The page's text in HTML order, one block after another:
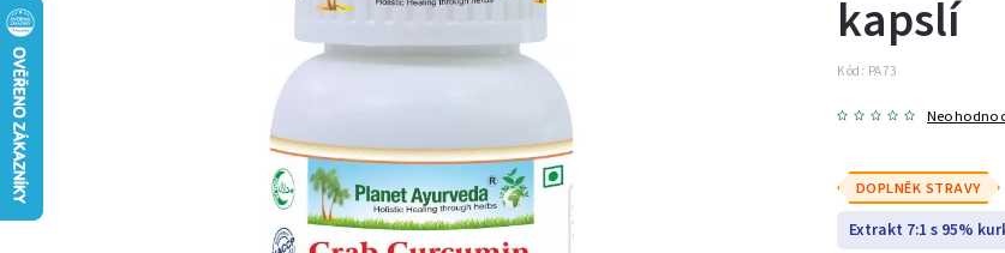
kapslí
Kód: PA73
DOPLNĚK STRAVY
Extrakt 7:1 s 95%